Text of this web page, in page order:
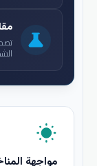
science
wb_sunny
مواجهة